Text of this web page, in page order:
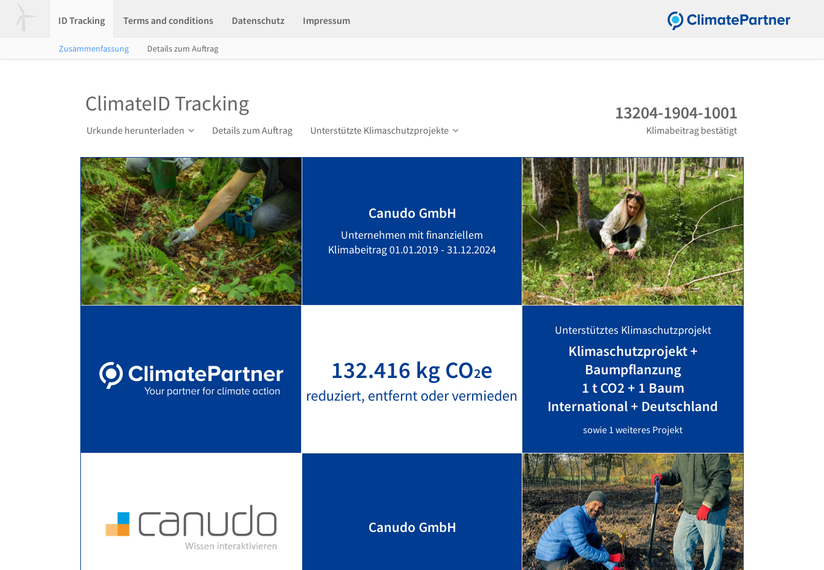
ID Tracking Terms and conditions Datenschutz Impressum
Zusammenfassung Details zum Auftrag
ClimateID Tracking
Urkunde herunterladen Details zum Auftrag Unterstützte Klimaschutzprojekte
13204-1904-1001
Klimabeitrag bestätigt
Canudo GmbH
Unternehmen mit finanziellem
Klimabeitrag 01.01.2019 - 31.12.2024
132.416 kg CO2e
reduziert, entfernt oder vermieden
Unterstütztes Klimaschutzprojekt
Klimaschutzprojekt +
Baumpflanzung
1 t CO2 + 1 Baum
International + Deutschland
sowie 1 weiteres Projekt
Canudo GmbH